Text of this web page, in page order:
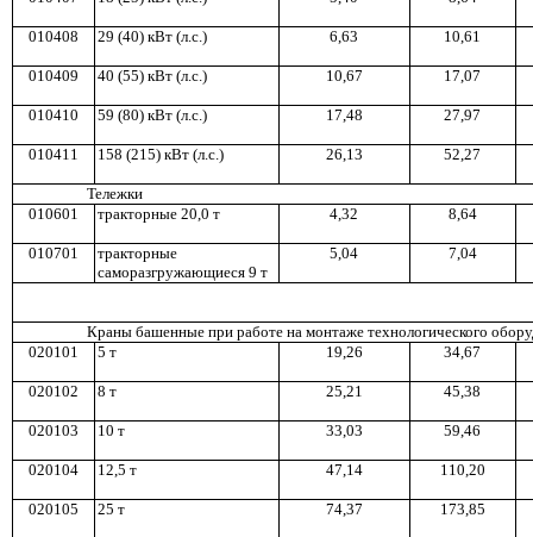
01 0408 29 (40) кВт (л.с.) 6,63 10,61
010409 40 (55) кВт (л.с.) 1 0,67 17,07
010410 59 (80) кВт (л.с.) 1 7,48 27,97
010411 1 58 (215) кВт (л.с.) 26,1 3 52,27
Тележки
01 0601 тракторные 20,0 т 4,32 8,64
010701 тракторные
саморазгружающиеся 9 т
5,04 7,04
Краны башенные при работе на монтаже технологического обору
020101
5 т 1 9,26 34,67
020102 8 т 25,21 45,38
020103 10 т 33,03 59,46
020104 1 2,5 т 47,1 4 110,20
020105 25 т 74,37 173,85